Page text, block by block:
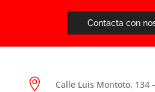
Contacta con

Calle Luis Montoto, 134